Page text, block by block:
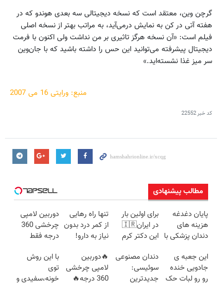
گرچن ‌وین، معتقد است که نسخه دیجیتالی سه بعدی هوندو که در
هفته آتی در کن به نمایش درمی‌آید، به مراتب بهتر از نسخه اصلی
فیلم است: «آن نسخه هرگز تاثیری بر من نداشت ولی اکنون با فرمت
دیجیتال پیشرفته می‌توانید این حس را داشته باشید که با جان‌وین
سر میز غذا نشسته‌اید.»
منبع: ورایتی 16 می 2007
کد خبر22552
مطالب پیشنهادی
پایان دغدغه
هزینه های
دندان پزشکی با
کننده خانگی
برای اولین بار
در ایران🇮🇷
این دکتر کرم
روزه ساخت!
تنها راه رهایی
از کمر درد بدون
نیاز به دارو!
دوربین لامپی
چرخشی 360
درجه فقط
🔥 پرداخت
درب منزل
این جعبه ی
جادویی خنده
رو رو لبات حک
دندان مصنوعی
سوئیسی:
جدیدترین
🔥دوربین
لامپی چرخشی
360 درجه🔥
با این روش
توی
خونه،سفیدی و